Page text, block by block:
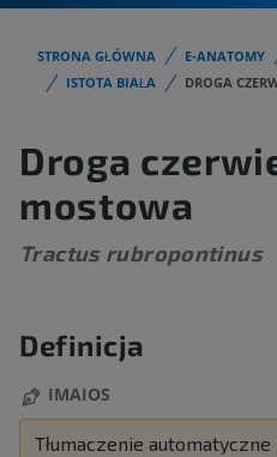
STRONA GŁÓWNA E-ANATOMY
ISTOTA BIAŁA
DROGA
Droga
mostowa
Tractus rubropontinus
Definicja
IMAIOS
Tłumaczenie automatyczne